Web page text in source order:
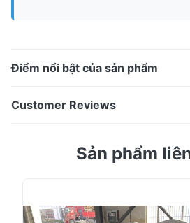
Điểm nổi bật của sản phẩm
sản phẩm thép không gỉ ferritic
tiến. Có bề mặt sáng mịn, khả
Customer Reviews
Based on 50 reviews
Sản phẩm